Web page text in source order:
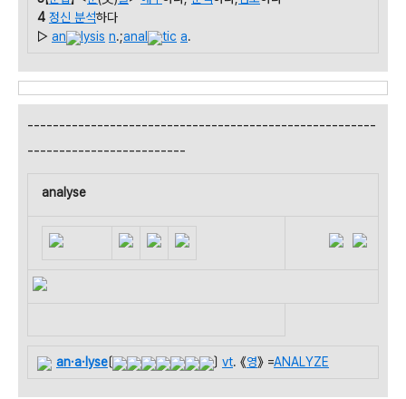
4 정신 분석하다
▷ an lysis n.;anal tic a.
-------------------------------------------------------
-------------------------
analyse
an·a·lyse〔 〕 vt. 《영》 =ANALYZE